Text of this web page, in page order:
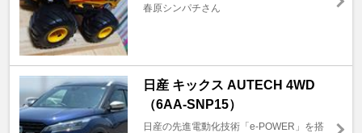
春原シンパチさん
日産 キックス AUTECH 4WD
（6AA-SNP15）
日産の先進電動化技術「e-POWER」を搭